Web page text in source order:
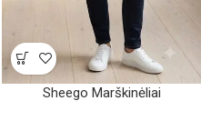
Sheego Marškinėliai